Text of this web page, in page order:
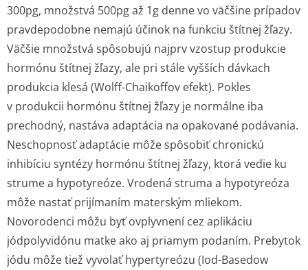
300pg, množstvá 500pg až 1g denne vo väčšine prípadov
pravdepodobne nemajú účinok na funkciu štítnej žľazy.
Väčšie množstvá spôsobujú najprv vzostup produkcie
hormónu štítnej žľazy, ale pri stále vyšších dávkach
produkcia klesá (Wolff-Chaikoffov efekt). Pokles
v produkcii hormónu štítnej žľazy je normálne iba
prechodný, nastáva adaptácia na opakované podávania.
Neschopnosť adaptácie môže spôsobiť chronickú
inhibíciu syntézy hormónu štítnej žľazy, ktorá vedie ku
strume a hypotyreóze. Vrodená struma a hypotyreóza
môže nastať prijímaním materským mliekom.
Novorodenci môžu byť ovplyvnení cez aplikáciu
jódpolyvidónu matke ako aj priamym podaním. Prebytok
jódu môže tiež vyvolať hypertyreózu (Iod-Basedow